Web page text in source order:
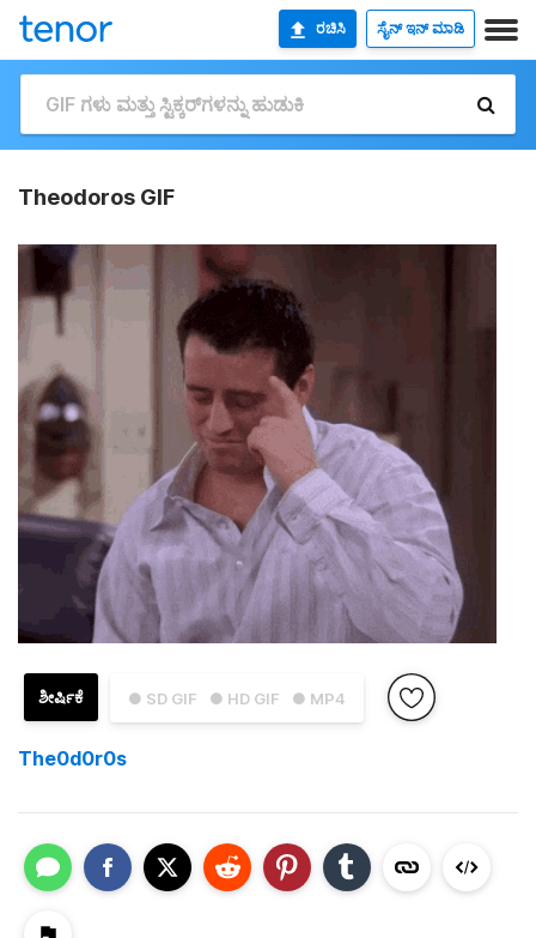
ರಚಿಸಿ ಸೈನ್ ಇನ್ ಮಾಡಿ
Theodoros GIF
● SD GIF ● HD GIF ● MP4
ಶೀರ್ಷಿಕೆ
The0d0r0s